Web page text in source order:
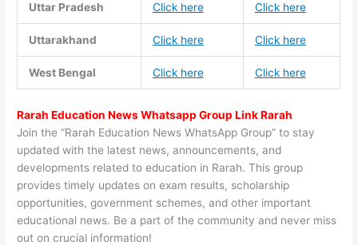
Uttar Pradesh Click here Click here
Uttarakhand Click here Click here
West Bengal Click here Click here
Rarah Education News Whatsapp Group Link Rarah
Join the “Rarah Education News WhatsApp Group” to stay
updated with the latest news, announcements, and
developments related to education in Rarah. This group
provides timely updates on exam results, scholarship
opportunities, government schemes, and other important
educational news. Be a part of the community and never miss
out on crucial information!